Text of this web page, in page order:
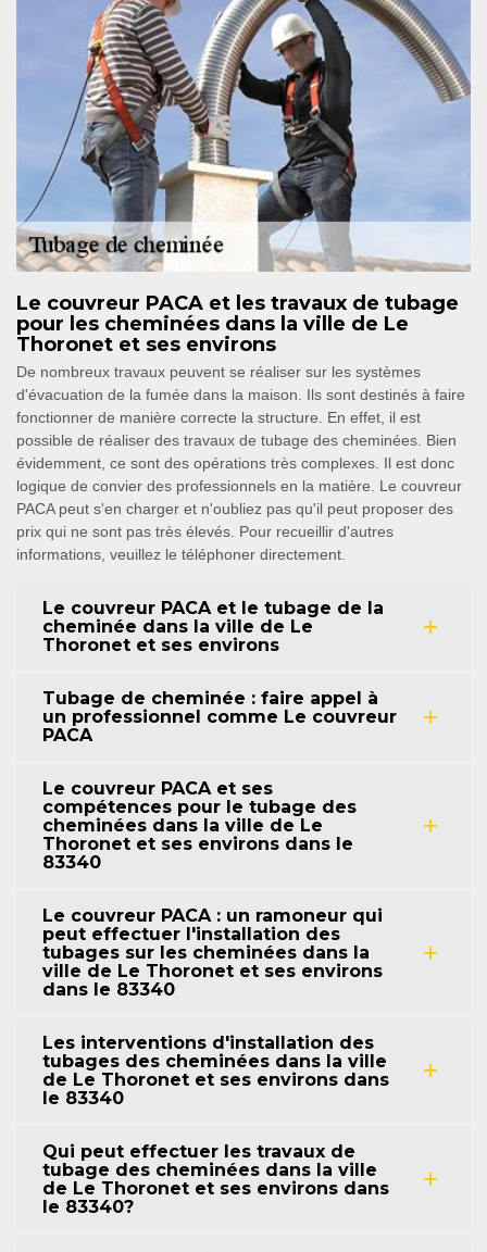
Le couvreur PACA et les travaux de tubage
pour les cheminées dans la ville de Le
Thoronet et ses environs
De nombreux travaux peuvent se réaliser sur les systèmes
d'évacuation de la fumée dans la maison. Ils sont destinés à faire
fonctionner de manière correcte la structure. En effet, il est
possible de réaliser des travaux de tubage des cheminées. Bien
évidemment, ce sont des opérations très complexes. Il est donc
logique de convier des professionnels en la matière. Le couvreur
PACA peut s'en charger et n'oubliez pas qu'il peut proposer des
prix qui ne sont pas très élevés. Pour recueillir d'autres
informations, veuillez le téléphoner directement.
Le couvreur PACA et le tubage de la
cheminée dans la ville de Le
Thoronet et ses environs
Tubage de cheminée : faire appel à
un professionnel comme Le couvreur
PACA
Le couvreur PACA et ses
compétences pour le tubage des
cheminées dans la ville de Le
Thoronet et ses environs dans le
83340
Le couvreur PACA : un ramoneur qui
peut effectuer l'installation des
tubages sur les cheminées dans la
ville de Le Thoronet et ses environs
dans le 83340
Les interventions d'installation des
tubages des cheminées dans la ville
de Le Thoronet et ses environs dans
le 83340
Qui peut effectuer les travaux de
tubage des cheminées dans la ville
de Le Thoronet et ses environs dans
le 83340?